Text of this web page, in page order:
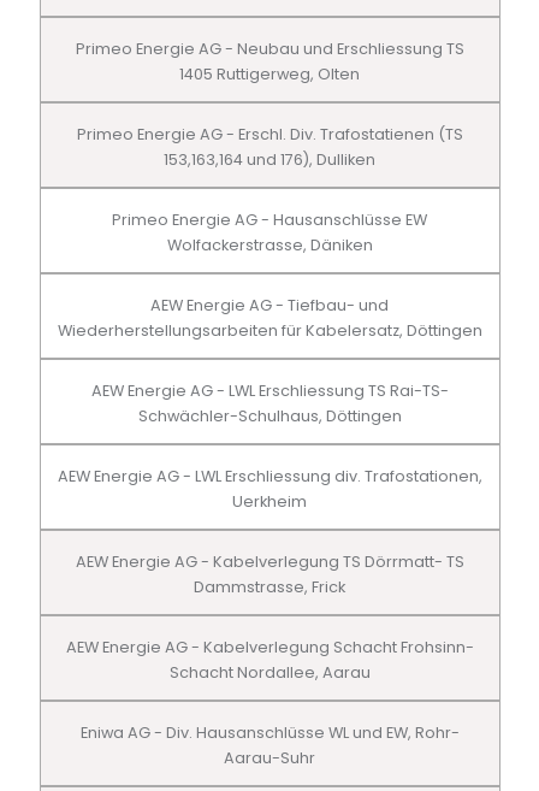
Primeo Energie AG - Neubau und Erschliessung TS
1405 Ruttigerweg, Olten
Primeo Energie AG - Erschl. Div. Trafostatienen (TS
153,163,164 und 176), Dulliken
Primeo Energie AG - Hausanschlüsse EW
Wolfackerstrasse, Däniken
AEW Energie AG - Tiefbau- und
Wiederherstellungsarbeiten für Kabelersatz, Döttingen
AEW Energie AG - LWL Erschliessung TS Rai-TS-
Schwächler-Schulhaus, Döttingen
AEW Energie AG - LWL Erschliessung div. Trafostationen,
Uerkheim
AEW Energie AG - Kabelverlegung TS Dörrmatt- TS
Dammstrasse, Frick
AEW Energie AG - Kabelverlegung Schacht Frohsinn-
Schacht Nordallee, Aarau
Eniwa AG - Div. Hausanschlüsse WL und EW, Rohr-
Aarau-Suhr